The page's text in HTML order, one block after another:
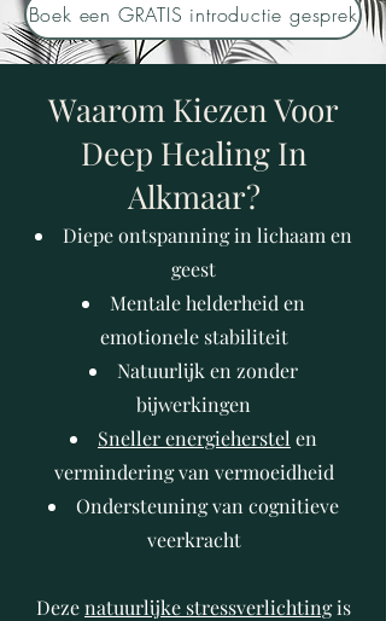
Boek een GRATIS introductie gesprek
Waarom Kiezen Voor
Deep Healing In
Alkmaar?
Diepe ontspanning in lichaam en
geest
Mentale helderheid en
emotionele stabiliteit
Natuurlijk en zonder
bijwerkingen
Sneller energieherstel en
vermindering van vermoeidheid
Ondersteuning van cognitieve
veerkracht
Dezenatuurlijke stressverlichtingis